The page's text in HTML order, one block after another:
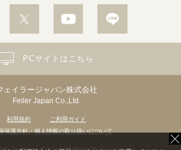
ェイラージャパン株式会社
Feiler Japan Co.,Ltd.
利用規約
ご利用ガイド
保護方針・個人情報の取り扱いについて
PCサイトはこちら